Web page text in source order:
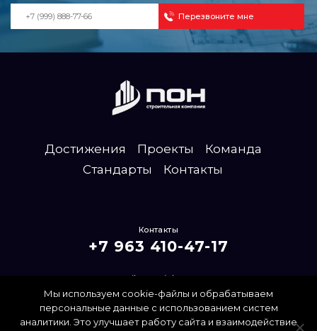
Мы используем cookie-файлы и обрабатываем
персональные данные с использованием систем
аналитики. Это улучшает работу сайта и взаимодействие
Контакты
+7 963 410-47-17
mailpon@inbox.ru
Политика конфиденциальности
Достижения Проекты
Команда
Стандарты
Контакты